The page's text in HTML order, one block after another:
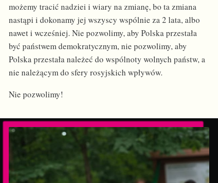
możemy tracić nadziei i wiary na zmianę, bo ta zmiana
nastąpi i dokonamy jej wszyscy wspólnie za 2 lata, albo
nawet i wcześniej. Nie pozwolimy, aby Polska przestała
być państwem demokratycznym, nie pozwolimy, aby
Polska przestała należeć do wspólnoty wolnych państw, a
nie należącym do sfery rosyjskich wpływów.
Nie pozwolimy!